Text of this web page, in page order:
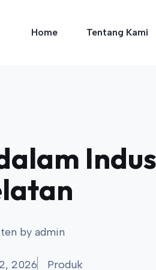
Home Tentang Kami
by admin
2026 Produk